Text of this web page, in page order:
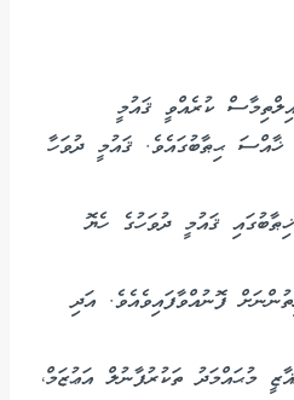
ކުރެއްވީ ޤައުމީ
ޙިޠާބުގައެވެ. ޤައުމީ ދުވަހާ
ޤައުމީ ދުވަހުގެ ހެޔޮ
ފޮނުއްވާފައިވެއެވެ. އަދި
މުޙައްމަދު ތަކުރުފާނުލް އަޢުޒަމް،